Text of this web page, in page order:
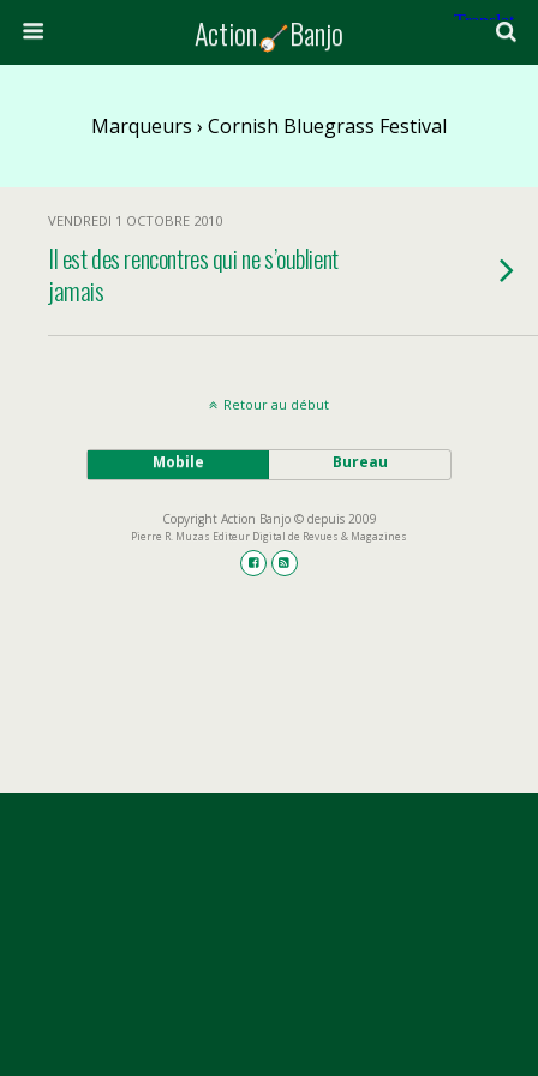
Action Banjo
Marqueurs › Cornish Bluegrass Festival
VENDREDI 1 OCTOBRE 2010
Il est des rencontres qui ne s’oublient
jamais
Retour au début
Mobile Bureau
Copyright Action Banjo © depuis 2009
Pierre R. Muzas Editeur Digital de Revues & Magazines